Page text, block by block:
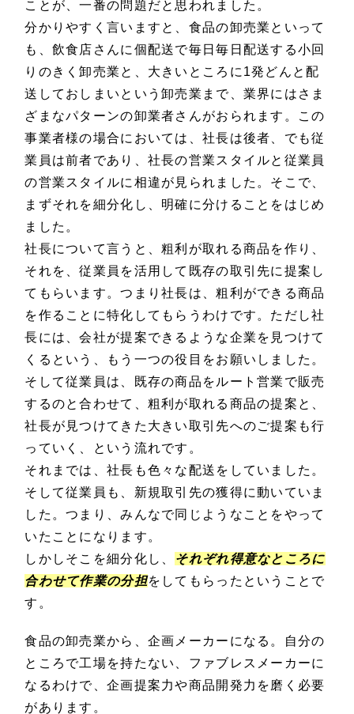
ことが、一番の問題だと思われました。
分かりやすく言いますと、食品の卸売業といって
も、飲食店さんに個配送で毎日毎日配送する小回
りのきく卸売業と、大きいところに1発どんと配
送しておしまいという卸売業まで、業界にはさま
ざまなパターンの卸業者さんがおられます。この
事業者様の場合においては、社長は後者、でも従
業員は前者であり、社長の営業スタイルと従業員
の営業スタイルに相違が見られました。そこで、
まずそれを細分化し、明確に分けることをはじめ
ました。
社長について言うと、粗利が取れる商品を作り、
それを、従業員を活用して既存の取引先に提案し
てもらいます。つまり社長は、粗利ができる商品
を作ることに特化してもらうわけです。ただし社
長には、会社が提案できるような企業を見つけて
くるという、もう一つの役目をお願いしました。
そして従業員は、既存の商品をルート営業で販売
するのと合わせて、粗利が取れる商品の提案と、
社長が見つけてきた大きい取引先へのご提案も行
っていく、という流れです。
それまでは、社長も色々な配送をしていました。
そして従業員も、新規取引先の獲得に動いていま
した。つまり、みんなで同じようなことをやって
いたことになります。
しかしそこを細分化し、 それぞれ得意なところに
合わせて作業の分担をしてもらったということで
す。
食品の卸売業から、企画メーカーになる。自分の
ところで工場を持たない、ファブレスメーカーに
なるわけで、企画提案力や商品開発力を磨く必要
があります。